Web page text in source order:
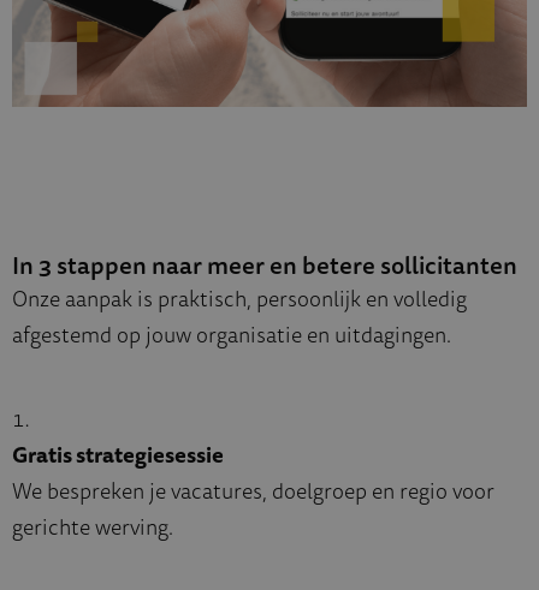
In 3 stappen naar meer en betere sollicitanten
Onze aanpak is praktisch, persoonlijk en volledig
afgestemd op jouw organisatie en uitdagingen.
Gratis strategiesessie
We bespreken je vacatures, doelgroep en regio voor
gerichte werving.